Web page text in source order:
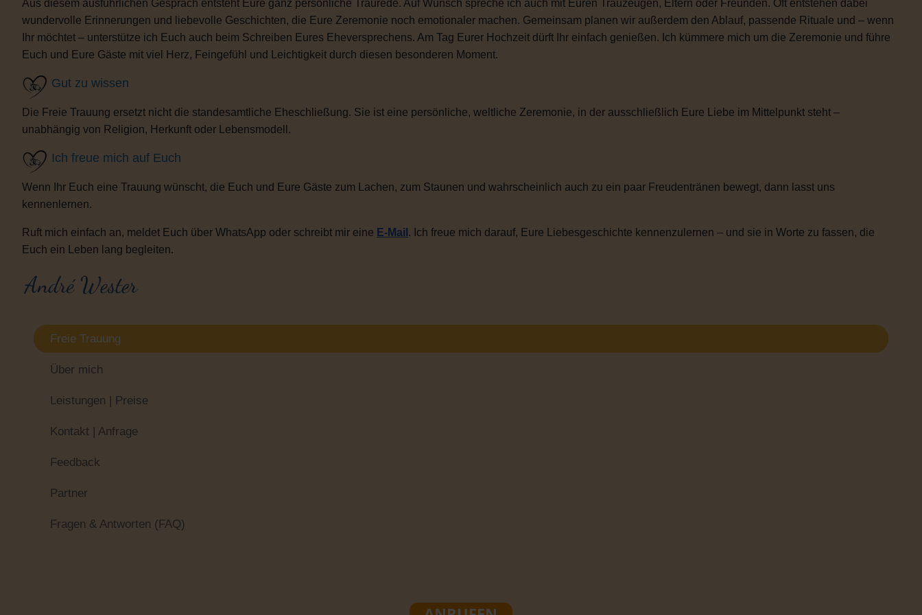
Freie Trauung
Über mich
Leistungen | Preise
Kontakt | Anfrage
Feedback
Partner
Fragen & Antworten (FAQ)
Aus diesem ausführlichen Gespräch entsteht Eure ganz persönliche Traurede. Auf Wunsch spreche ich auch mit Euren Trauzeugen, Eltern oder Freunden. Oft entstehen dabei
wundervolle Erinnerungen und liebevolle Geschichten, die Eure Zeremonie noch emotionaler machen. Gemeinsam planen wir außerdem den Ablauf, passende Rituale und – wenn
Ihr möchtet – unterstütze ich Euch auch beim Schreiben Eures Eheversprechens. Am Tag Eurer Hochzeit dürft Ihr einfach genießen. Ich kümmere mich um die Zeremonie und führe
Euch und Eure Gäste mit viel Herz, Feingefühl und Leichtigkeit durch diesen besonderen Moment.
Gut zu wissen
Die Freie Trauung ersetzt nicht die standesamtliche Eheschließung. Sie ist eine persönliche, weltliche Zeremonie, in der ausschließlich Eure Liebe im Mittelpunkt steht –
unabhängig von Religion, Herkunft oder Lebensmodell.
Ich freue mich auf Euch
Wenn Ihr Euch eine Trauung wünscht, die Euch und Eure Gäste zum Lachen, zum Staunen und wahrscheinlich auch zu ein paar Freudentränen bewegt, dann lasst uns
kennenlernen.
Ruft mich einfach an, meldet Euch über WhatsApp oder schreibt mir eine E-Mail . Ich freue mich darauf, Eure Liebesgeschichte kennenzulernen – und sie in Worte zu fassen, die
Euch ein Leben lang begleiten.